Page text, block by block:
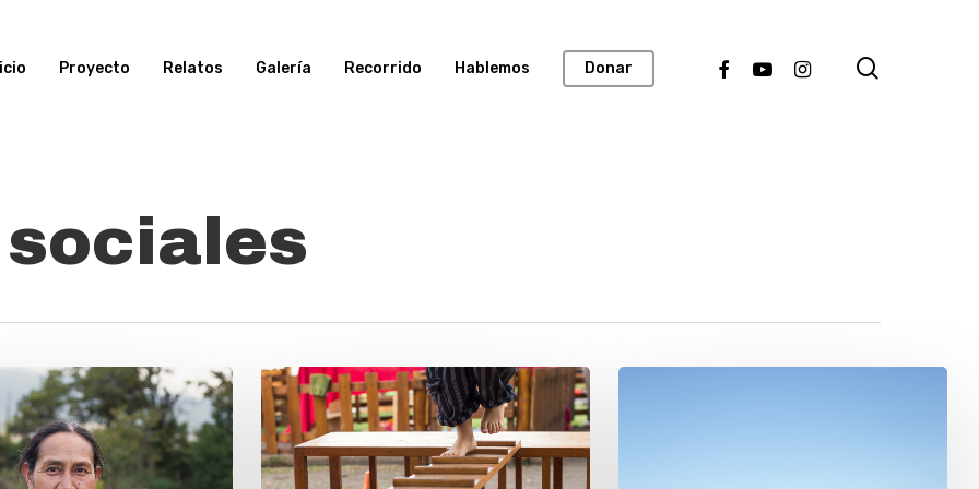
Proyecto Relatos Galería Recorrido Hablemos Donar facebookyoutubeinstagram